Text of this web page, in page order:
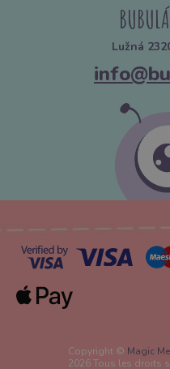
Lužná
Copyright © Magic
2026 Tous les droits